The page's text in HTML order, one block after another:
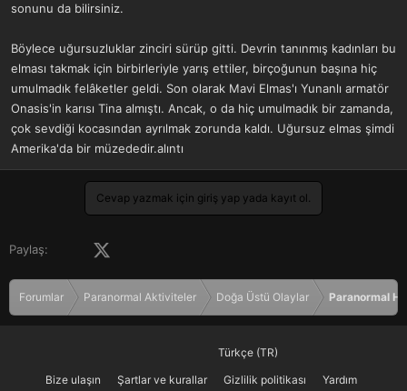
sonunu da bilirsiniz.
Böylece uğursuzluklar zinciri sürüp gitti. Devrin tanınmış kadınları bu
elması takmak için birbirleriyle yarış ettiler, birçoğunun başına hiç
umulmadık felâketler geldi. Son olarak Mavi Elmas'ı Yunanlı armatör
Onasis'in karısı Tina almıştı. Ancak, o da hiç umulmadık bir zamanda,
çok sevdiği kocasından ayrılmak zorunda kaldı. Uğursuz elmas şimdi
Amerika'da bir müzededir.alıntı
Cevap yazmak için giriş yap yada kayıt ol.
Paylaş: Facebook
Forumlar Paranormal Aktiviteler Doğa Üstü Olaylar Paranormal
Türkçe (TR)
Bize ulaşın
Şartlar ve kurallar Gizlilik politikası
Yardım